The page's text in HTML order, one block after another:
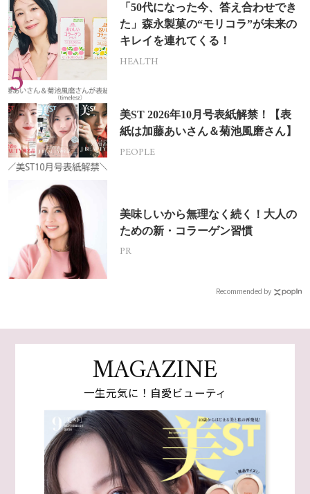
「50代になった今、答え合わせでき
た」森永製菓の“モリコラ”が未来の
キレイを連れてくる！
HEALTH
美ST 2026年10月号表紙解禁！【表
紙は加藤あいさん＆菊池風磨さん】
PEOPLE
美味しいから無理なく続く！大人の
ための新・コラーゲン習慣
PR
Recommended by
MAGAZINE
一生元気に！自愛ビューティ